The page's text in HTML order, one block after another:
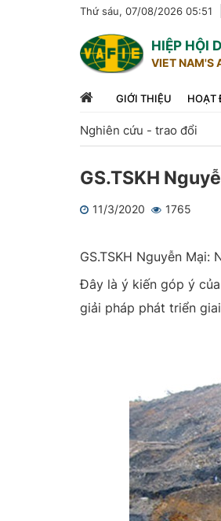
Thứ sáu, 07/08/2026 05:51
HIỆP HỘI
VIET NAM'S
GIỚI THIỆU HOẠT
Nghiên cứu - trao đổi
GS.TSKH
11/3/2020
1765
GS.TSKH Nguyễn Mại:
Đây là ý kiến góp ý
giải pháp phát triển